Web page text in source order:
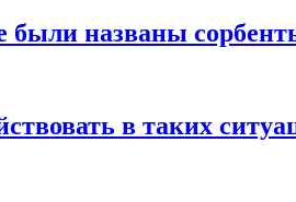
названы
в таких